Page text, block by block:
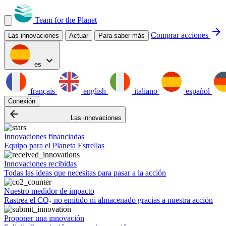
Team for the Planet
Las innovaciones Actuar Para saber más Comprar acciones arrow_forward
es expand_more
français english italiano español
Conexión
arrow_backward Las innovaciones
Innovaciones financiadas
Equipo para el Planeta Estrellas
Innovaciones recibidas
Todas las ideas que necesitas para pasar a la acción
Nuestro medidor de impacto
Rastrea el CO₂ no emitido ni almacenado gracias a nuestra acción
Proponer una innovación